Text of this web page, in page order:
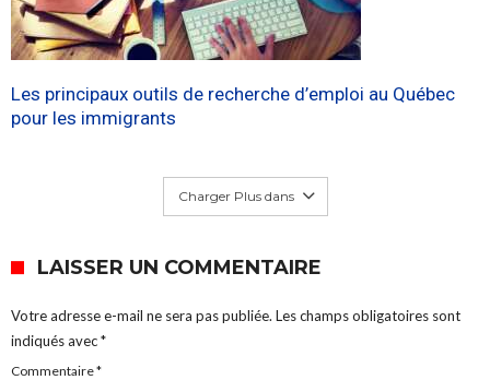
Les principaux outils de recherche d’emploi au Québec
pour les immigrants
Charger Plus dans
LAISSER UN COMMENTAIRE
Votre adresse e-mail ne sera pas publiée. Les champs obligatoires sont
indiqués avec*
Commentaire*